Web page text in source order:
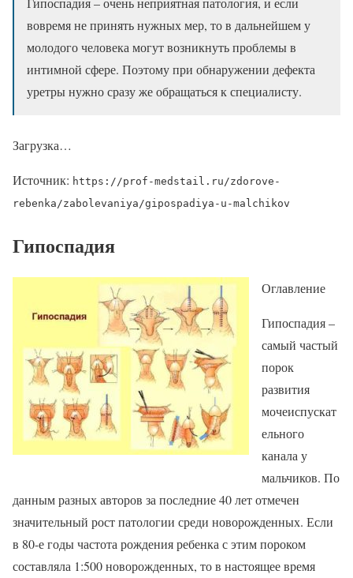
вовремя не принять нужных мер, то в дальнейшем у
молодого человека могут возникнуть проблемы в
интимной сфере. Поэтому при обнаружении дефекта
уретры нужно сразу же обращаться к специалисту.
Загрузка…
Источник: https://prof-medstail.ru/zdorove-
rebenka/zabolevaniya/gipospadiya-u-malchikov
Гипоспадия
Оглавление
Гипоспадия –
самый частый
порок
развития
мочеиспускат
ельного
канала у
мальчиков. По
данным разных авторов за последние 40 лет отмечен
значительный рост патологии среди новорожденных. Если
в 80-е годы частота рождения ребенка с этим пороком
составляла 1:500 новорожденных, то в настоящее время